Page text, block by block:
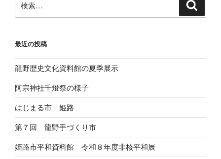
索:
最近の投稿
龍野歴史文化資料館の夏季展示
阿宗神社千燈祭の様子
はじまる市 姫路
第７回 龍野手づくり市
姫路市平和資料館 令和８年度非核平和展